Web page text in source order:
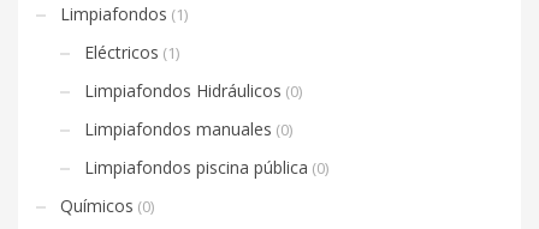
Limpiafondos (1)
Eléctricos (1)
Limpiafondos Hidráulicos (0)
Limpiafondos manuales (0)
Limpiafondos piscina pública (0)
Químicos (0)